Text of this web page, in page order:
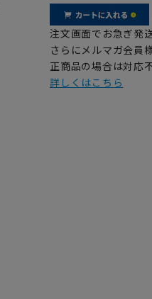
注文画面でお急ぎ発
さらにメルマガ会員
正商品の場合は対応不
詳しくはこちら